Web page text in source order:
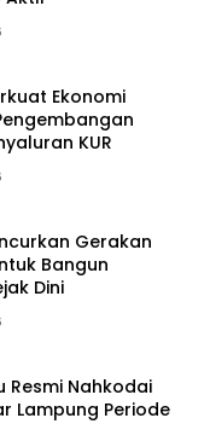
Ekonomi
KUR
Gerakan
Bangun
Dini
Resmi Nahkodai
Lampung Periode